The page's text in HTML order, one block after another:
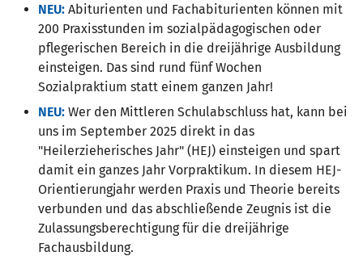
NEU: Abiturienten und Fachabiturienten können mit
200 Praxisstunden im sozialpädagogischen oder
pflegerischen Bereich in die dreijährige Ausbildung
einsteigen. Das sind rund fünf Wochen
Sozialpraktium statt einem ganzen Jahr!
NEU: Wer den Mittleren Schulabschluss hat, kann bei
uns im September 2025 direkt in das
"Heilerzieherisches Jahr" (HEJ) einsteigen und spart
damit ein ganzes Jahr Vorpraktikum. In diesem HEJ-
Orientierungjahr werden Praxis und Theorie bereits
verbunden und das abschließende Zeugnis ist die
Zulassungsberechtigung für die dreijährige
Fachausbildung.